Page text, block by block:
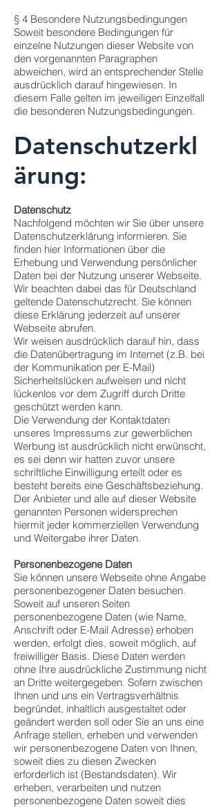
§ 4 Besondere Nutzungsbedingungen
Soweit besondere Bedingungen für
einzelne Nutzungen dieser Website von
den vorgenannten Paragraphen
abweichen, wird an entsprechender Stelle
ausdrücklich darauf hingewiesen. In
diesem Falle gelten im jeweiligen Einzelfall
die besonderen Nutzungsbedingungen.
Datenschutzerkl
ärung:
Datenschutz
Nachfolgend möchten wir Sie über unsere
Datenschutzerklärung informieren. Sie
finden hier Informationen über die
Erhebung und Verwendung persönlicher
Daten bei der Nutzung unserer Webseite.
Wir beachten dabei das für Deutschland
geltende Datenschutzrecht. Sie können
diese Erklärung jederzeit auf unserer
Webseite abrufen.
Wir weisen ausdrücklich darauf hin, dass
die Datenübertragung im Internet (z.B. bei
der Kommunikation per E-Mail)
Sicherheitslücken aufweisen und nicht
lückenlos vor dem Zugriff durch Dritte
geschützt werden kann.
Die Verwendung der Kontaktdaten
unseres Impressums zur gewerblichen
Werbung ist ausdrücklich nicht erwünscht,
es sei denn wir hatten zuvor unsere
schriftliche Einwilligung erteilt oder es
besteht bereits eine Geschäftsbeziehung.
Der Anbieter und alle auf dieser Website
genannten Personen widersprechen
hiermit jeder kommerziellen Verwendung
und Weitergabe ihrer Daten.
Personenbezogene Daten
Sie können unsere Webseite ohne Angabe
personenbezogener Daten besuchen.
Soweit auf unseren Seiten
personenbezogene Daten (wie Name,
Anschrift oder E-Mail Adresse) erhoben
werden, erfolgt dies, soweit möglich, auf
freiwilliger Basis. Diese Daten werden
ohne Ihre ausdrückliche Zustimmung nicht
an Dritte weitergegeben. Sofern zwischen
Ihnen und uns ein Vertragsverhältnis
begründet, inhaltlich ausgestaltet oder
geändert werden soll oder Sie an uns eine
Anfrage stellen, erheben und verwenden
wir personenbezogene Daten von Ihnen,
soweit dies zu diesen Zwecken
erforderlich ist (Bestandsdaten). Wir
erheben, verarbeiten und nutzen
personenbezogene Daten soweit dies